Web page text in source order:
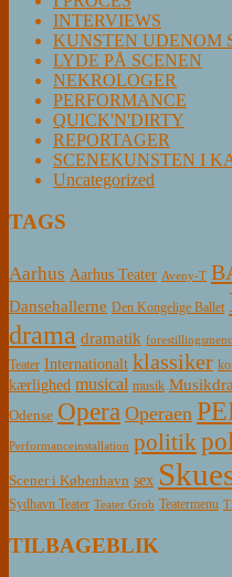
INTERVIEWS
KUNSTEN UDENOM
LYDE PÅ SCENEN
NEKROLOGER
PERFORMANCE
QUICK'N'DIRTY
REPORTAGER
SCENEKUNSTEN I
Uncategorized
TAGS
Aarhus Aarhus Teater Aveny-T
Dansehallerne Den Kongelige Ballet
drama dramatik forestillingsmenu
Teater Internationalt klassiker
kærlighed musical musik
Odense Opera Operaen
Performanceinstallation politik
Scener i København sex
Sydhavn Teater Teater Grob Teatermenu
TILBAGEBLIK